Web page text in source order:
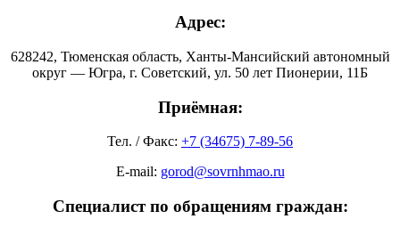
Адрес:
628242, Тюменская область, Ханты-Мансийский автономный
округ — Югра, г. Советский, ул. 50 лет Пионерии, 11Б
Приёмная:
Тел. / Факс: +7 (34675) 7-89-56
E-mail: gorod@sovrnhmao.ru
Специалист по обращениям граждан: